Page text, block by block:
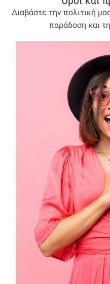
Διαβάστε την πολιτική
παράδοση και